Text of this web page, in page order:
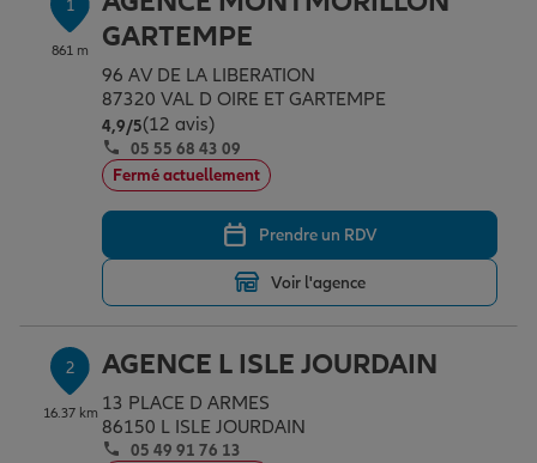
Assurance emprunteur
Prévoyance et dépendance
Assurance animal de compagnie
Protection de la famille
Protection juridique
Épargne & retraite
Plan épargne retraite
Assurance vie
Placements financiers
Investissements immobiliers
Transmission
Vos projets
Partir en vacances
Déménager
Changer de voiture
Départ à la retraite
Conseil assurance
Outre-mer
Assurance auto
Assurance habitation
Professionnels
Allianz en France
1
861 m
GARTEMPE
96 AV DE LA LIBERATION
87320 VAL D OIRE ET GARTEMPE
4,9/5Note de 4.9 sur 5
(12 avis)
05 55 68 43 09
Fermé actuellement
Prendre un RDV
Voir l'agence
2
16.37 km
AGENCE L ISLE JOURDAIN
13 PLACE D ARMES
86150 L ISLE JOURDAIN
05 49 91 76 13